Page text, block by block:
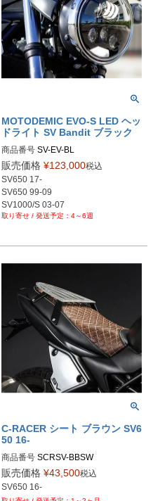
MOTODEMIC EVO-S LED ヘッ
ドライト SV Bandit ブラック
商品番号 SV-EV-BL
SKU: MA01402-8780B
https://motodemic.com/shop/sv650-l
ed-headlight-upgrade/
販売価格 ¥123,000税込
SV650 17-
SV650 99-09
SV1000/S 03-07
Bandit1200/S 01-05 4～6週
C-RACER シート ブラウン SV6
50 16-
商品番号
販売価格 ¥43,500税込